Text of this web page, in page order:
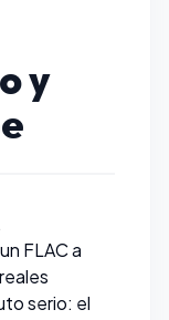
y
FLAC a
serio: el